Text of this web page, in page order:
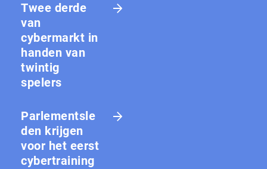
Twee derde
van
cybermarkt in
handen van
twintig
spelers
Parlementsle
den krijgen
voor het eerst
cybertraining